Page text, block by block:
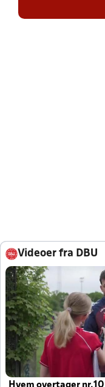
Videoer fra DBU